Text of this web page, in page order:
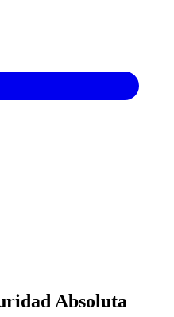
Absoluta